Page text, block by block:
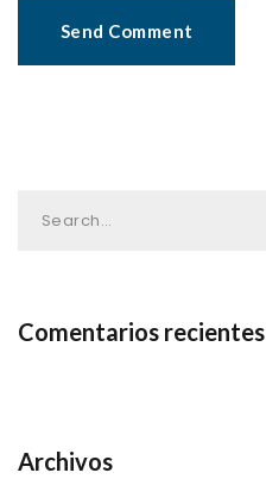
Comentarios recientes
Archivos